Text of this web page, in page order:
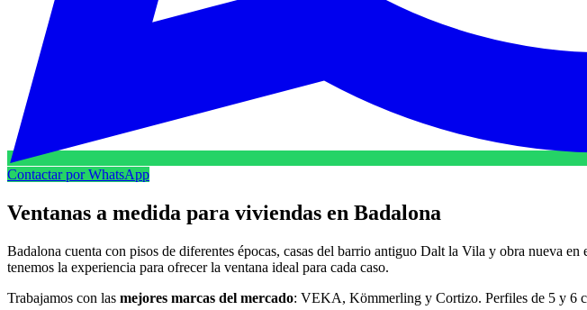
Contactar por WhatsApp
Ventanas a medida para viviendas en Badalona
Badalona cuenta con pisos de diferentes épocas, casas del barrio antiguo Dalt la Vila y obra nueva
tenemos la experiencia para ofrecer la ventana ideal para cada caso.
Trabajamos con las mejores marcas del mercado: VEKA, Kömmerling y Cortizo. Perfiles de 5 y 6